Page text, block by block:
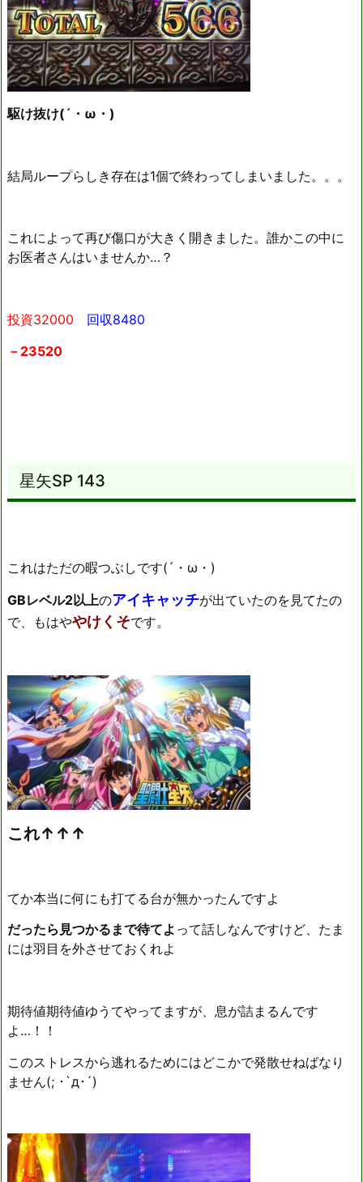
駆け抜け(´・ω・)
結局ループらしき存在は1個で終わってしまいました。。。
これによって再び傷口が大きく開きました。誰かこの中に
お医者さんはいませんか…？
投資32000 回収8480
－23520
星矢SP 143
これはただの暇つぶしです(´・ω・)
GBレベル2以上のアイキャッチが出ていたのを見てたの
で、もはややけくそです。
これ↑↑↑
てか本当に何にも打てる台が無かったんですよ
だったら見つかるまで待てよ って話しなんですけど、たま
には羽目を外させておくれよ
期待値期待値ゆうてやってますが、息が詰まるんです
よ…！！
このストレスから逃れるためにはどこかで発散せねばなり
ません(; ･`д･´)